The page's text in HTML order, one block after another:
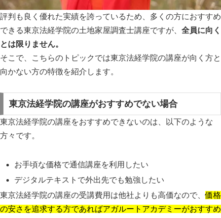
評判も良く優れた実績を誇っているため、多くの方におすすめ
できる東京法経学院の土地家屋調査士講座ですが、 全員に向く
とは限りません。
そこで、こちらのトピックでは東京法経学院の講座が向く方と
向かない方の特徴を紹介します。
東京法経学院の講座がおすすめでない場合
東京法経学院の講座をおすすめできないのは、以下のような
方々です。
お手頃な価格で通信講座を利用したい
デジタルテキストで外出先でも勉強したい
東京法経学院の講座の受講費用は他社よりも高価なので、価格
の安さを追求する方であればアガルートアカデミーがおすすめ